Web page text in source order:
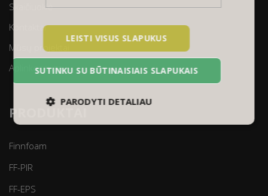
Skaičiuoklė
Kontaktai
Mūsų projektai
Aplinkosauga
PRODUKTAI
Finnfoam
FF-PIR
FF-EPS
LEISTI VISUS SLAPUKUS
SUTINKU SU BŪTINAISIAIS SLAPUKAIS
PARODYTI DETALIAU